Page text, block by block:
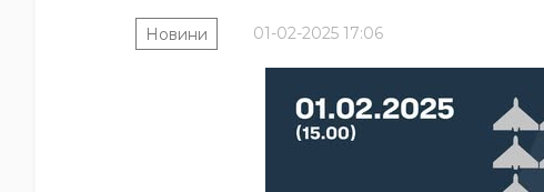
01-02-2025 17:06
Новини